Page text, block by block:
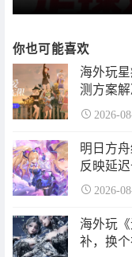
你也可能喜欢
海外玩
测方案
2026-
明日方
反映延
2026-
海外玩
补，换